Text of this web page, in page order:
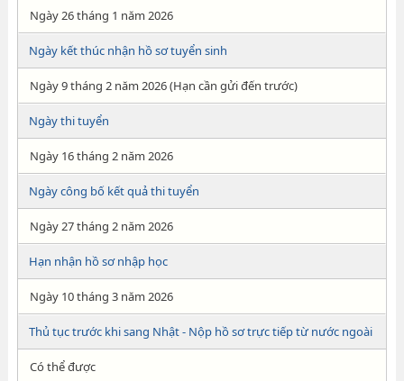
Ngày 26 tháng 1 năm 2026
Ngày kết thúc nhận hồ sơ tuyển sinh
Ngày 9 tháng 2 năm 2026 (Hạn cần gửi đến trước)
Ngày thi tuyển
Ngày 16 tháng 2 năm 2026
Ngày công bố kết quả thi tuyển
Ngày 27 tháng 2 năm 2026
Hạn nhận hồ sơ nhập học
Ngày 10 tháng 3 năm 2026
Thủ tục trước khi sang Nhật - Nộp hồ sơ trực tiếp từ nước ngoài
Có thể được